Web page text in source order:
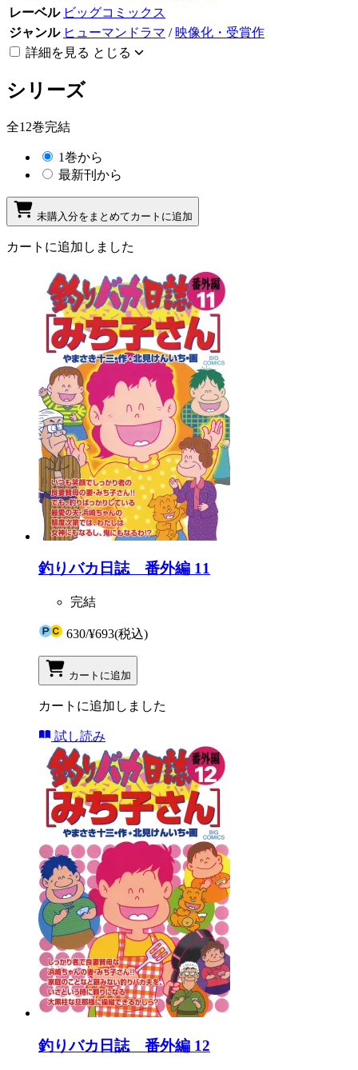
レーベル ビッグコミックス
ジャンル ヒューマンドラマ / 映像化・受賞作
詳細を見る とじる
シリーズ
全12巻完結
1巻から
最新刊から
未購入分をまとめてカートに追加
カートに追加しました
釣りバカ日誌 番外編 11
完結
630/¥693(税込)
カートに追加
カートに追加しました
試し読み
釣りバカ日誌 番外編 12